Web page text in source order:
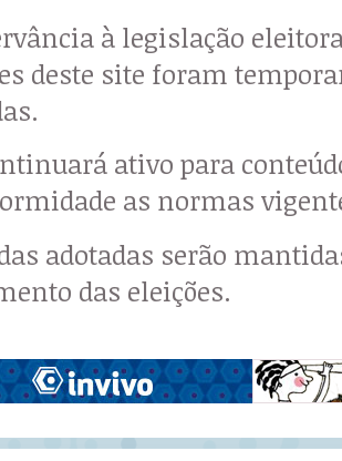
à legislação
deste site foram
ativo para
as normas
adotadas serão
das eleições.